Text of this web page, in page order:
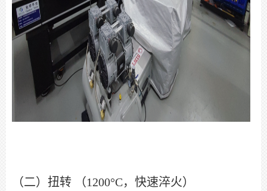
（二）扭转 （1200°C，快速淬火）